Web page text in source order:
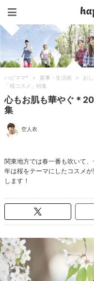
ハピママ* > 家事・生活術 > お
「桜コスメ」特集
心もお肌も華やぐ＊
集
空人衣
関東地方では春一番も吹いて
年は桜をテーマにしたコスメ
します！